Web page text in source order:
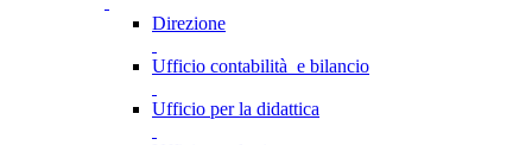
Direzione
Ufficio contabilità e bilancio
Ufficio per la didattica